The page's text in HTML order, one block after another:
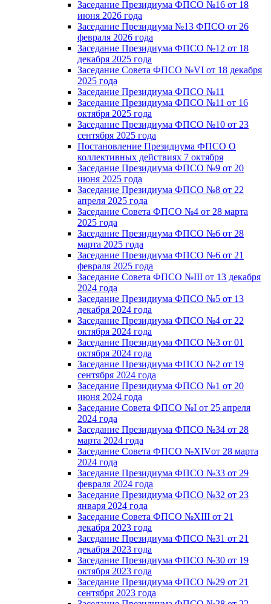
Заседание Президиума ФПСО №16 от 18
июня 2026 года
Заседание Президиума №13 ФПСО от 26
февраля 2026 года
Заседание Президиума ФПСО №12 от 18
декабря 2025 года
Заседание Совета ФПСО №VI от 18 декабря
2025 года
Заседание Президиума ФПСО №11
Заседание Президиума ФПСО №11 от 16
октября 2025 года
Заседание Президиума ФПСО №10 от 23
сентября 2025 года
Постановление Президиума ФПСО О
коллективных действиях 7 октября
Заседание Президиума ФПСО №9 от 20
июня 2025 года
Заседание Президиума ФПСО №8 от 22
апреля 2025 года
Заседание Совета ФПСО №4 от 28 марта
2025 года
Заседание Президиума ФПСО №6 от 28
марта 2025 года
Заседание Президиума ФПСО №6 от 21
февраля 2025 года
Заседание Совета ФПСО №III от 13 декабря
2024 года
Заседание Президиума ФПСО №5 от 13
декабря 2024 года
Заседание Президиума ФПСО №4 от 22
октября 2024 года
Заседание Президиума ФПСО №3 от 01
октября 2024 года
Заседание Президиума ФПСО №2 от 19
сентября 2024 года
Заседание Президиума ФПСО №1 от 20
июня 2024 года
Заседание Совета ФПСО №I от 25 апреля
2024 года
Заседание Президиума ФПСО №34 от 28
марта 2024 года
Заседание Совета ФПСО №XIVот 28 марта
2024 года
Заседание Президиума ФПСО №33 от 29
февраля 2024 года
Заседание Президиума ФПСО №32 от 23
января 2024 года
Заседание Совета ФПСО №XIII от 21
декабря 2023 года
Заседание Президиума ФПСО №31 от 21
декабря 2023 года
Заседание Президиума ФПСО №30 от 19
октября 2023 года
Заседание Президиума ФПСО №29 от 21
сентября 2023 года